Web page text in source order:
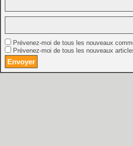
Prévenez-moi de tous les nouveaux
Prévenez-moi de tous les nouveaux